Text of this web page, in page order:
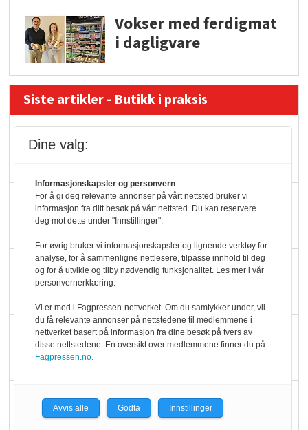
Vokser med ferdigmat
i dagligvare
Siste artikler - Butikk i praksis
Slik opprettholdes
ølsalget
Færre varer, men fulle
hyller
KI lager mat i butikken
Q passerte 1 milliard i
Rema i 2025
Dine valg:
Informasjonskapsler og personvern
For å gi deg relevante annonser på vårt nettsted bruker vi
informasjon fra ditt besøk på vårt nettsted. Du kan reservere
deg mot dette under "Innstillinger".
For øvrig bruker vi informasjonskapsler og lignende verktøy for
analyse, for å sammenligne nettlesere, tilpasse innhold til deg
og for å utvikle og tilby nødvendig funksjonalitet. Les mer i vår
personvernerklæring.
Vi er med i Fagpressen-nettverket. Om du samtykker under, vil
du få relevante annonser på nettstedene til medlemmene i
nettverket basert på informasjon fra dine besøk på tvers av
disse nettstedene. En oversikt over medlemmene finner du på
Fagpressen.no.
Avvis alle Godta Innstillinger